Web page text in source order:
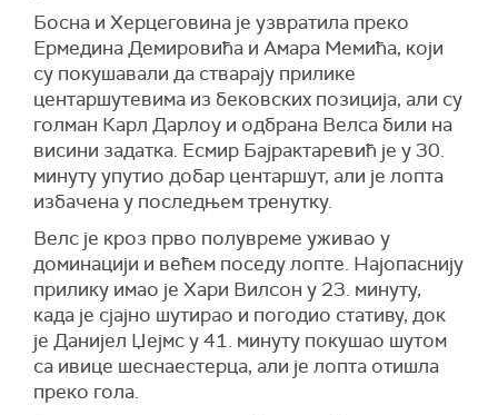
Босна и Херцеговина је узвратила преко
Ермедина Демировића и Амара Мемића, који
су покушавали да стварају прилике
центаршутевима из бековских позиција, али су
голман Карл Дарлоу и одбрана Велса били на
висини задатка. Есмир Бајрактаревић је у 30.
минуту упутио добар центаршут, али је лопта
избачена у последњем тренутку.
Велс је кроз прво полувреме уживао у
доминацији и већем поседу лопте. Најопаснију
прилику имао је Хари Вилсон у 23. минуту,
када је сјајно шутирао и погодио стативу, док
је Данијел Џејмс у 41. минуту покушао шутом
са ивице шеснаестерца, али је лопта отишла
преко гола.